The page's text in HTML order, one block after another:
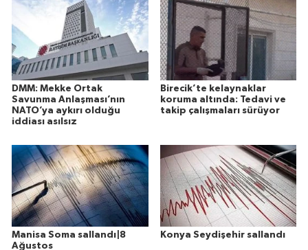
DMM: Mekke Ortak
Savunma Anlaşması’nın
NATO’ya aykırı olduğu
iddiası asılsız
Birecik’te kelaynaklar
koruma altında: Tedavi ve
takip çalışmaları sürüyor
Manisa Soma sallandı|8
Ağustos
Konya Seydişehir sallandı